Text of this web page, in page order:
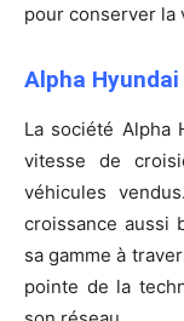
pour conserver la
Alpha
La société Alpha
vitesse de
véhicules
croissance aussi
sa gamme à
pointe de la